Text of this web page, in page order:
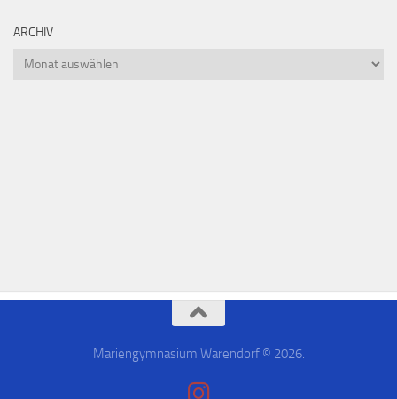
ARCHIV
Mariengymnasium Warendorf © 2026.